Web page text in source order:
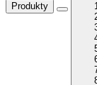
Produkty